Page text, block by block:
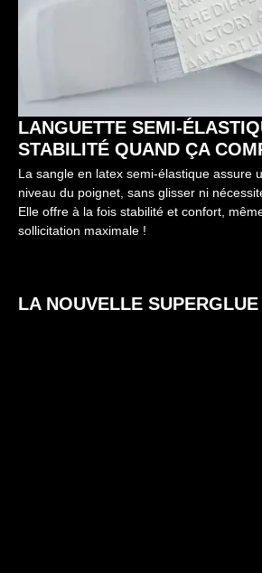
LANGUETTE SEMI-
STABILITÉ QUAND ÇA
La sangle en latex semi-élastique assure
niveau du poignet, sans glisser ni
Elle offre à la fois stabilité et confort,
sollicitation maximale !
LA NOUVELLE SUPERGLUE